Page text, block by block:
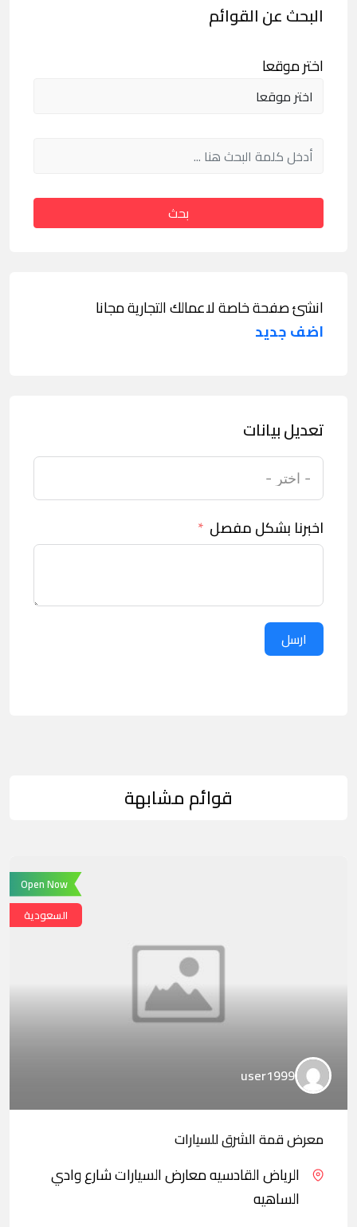
البحث عن القوائم
اختر موقعا
بحث
انشئ صفحة خاصة لاعمالك التجارية مجانا
اضف جديد
تعديل بيانات
اخبرنا بشكل مفصل
ارسل
قوائم مشابهة
Open Now
السعودية
user1999
معرض قمة الشرق للسيارات
الرياض القادسيه معارض السيارات شارع وادي
الساهيه